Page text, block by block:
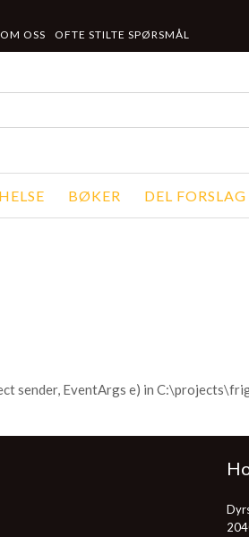
OM OSS OFTE STILTE SPØRSMÅL
BØKER DEL
sender, EventArgs e) in